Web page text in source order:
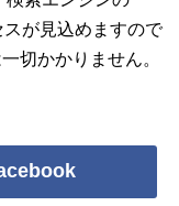
が見込めますので
切かかりません。